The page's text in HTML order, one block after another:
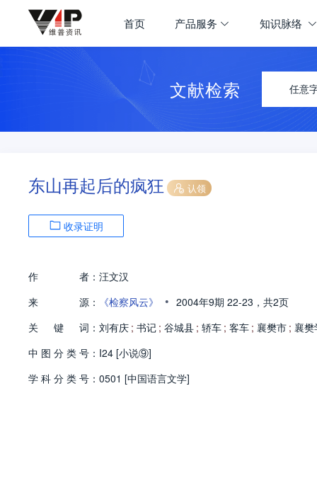
首页 产品服务 知识脉络
文献检索 任意
东山再起后的疯狂 认领
收录证明
作 者： 汪文汉
来
源： 《检察风云》 • 2004年9期 22-23， 共2页
关
键 词： 刘有庆 ; 书记 ; 谷城县 ; 轿车 ; 客车 ; 襄樊市 ; 襄樊
中 图 分 类 号： I24 [小说⑨]
学 科 分 类 号： 0501 [中国语言文学]